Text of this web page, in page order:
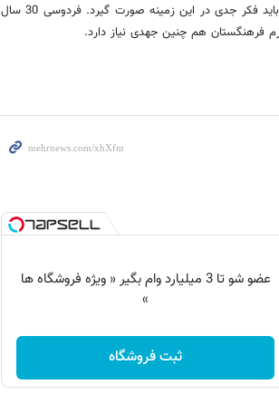
کرد: هجوم واژه‌های بیگانه بسیار گسترده‌تر از اینها است و باید فکر جدی در این زمینه صورت گیرد. فردوسی 30 سال
فرهنگستان هم چنین جهدی نیاز دارد.
عضو شو تا 3 میلیارد وام بگیر « ویژه فروشگاه ها
»
ثبت فروشگاه